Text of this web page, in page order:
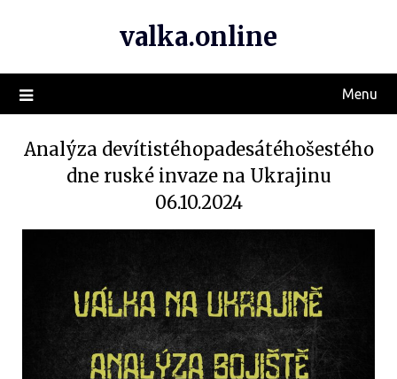
valka.online
Menu
Analýza devítistéhopadesátéhošestého
dne ruské invaze na Ukrajinu
06.10.2024